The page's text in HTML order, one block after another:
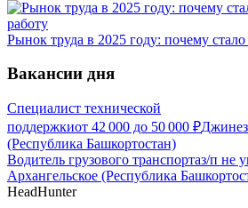
Рынок труда в 2025 году: почему стало
Вакансии дня
Специалист технической
поддержкиот 42 000 до 50 000 ₽
(Республика Башкортостан)
Водитель грузового транспортаз/п не
Архангельское (Республика
HeadHunter